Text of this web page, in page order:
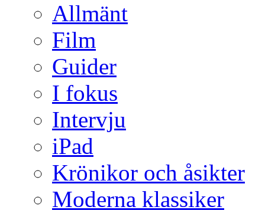
Allmänt
Film
Guider
I fokus
Intervju
iPad
Krönikor och åsikter
Moderna klassiker